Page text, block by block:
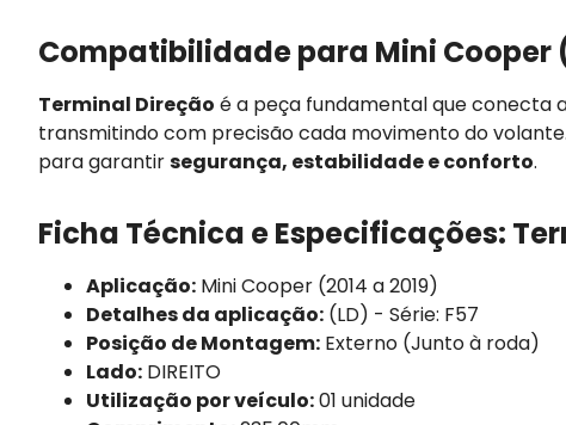
Compatibilidade para Mini Cooper
Terminal Direção é a peça fundamental que conecta
transmitindo com precisão cada movimento do
para garantirsegurança, estabilidade e conforto.
Ficha Técnica e Especificações:
Aplicação: Mini Cooper (2014 a 2019)
Detalhes da aplicação: (LD) - Série: F57
Posição de Montagem: Externo (Junto à roda)
Lado: DIREITO
Utilização por veículo:01 unidade